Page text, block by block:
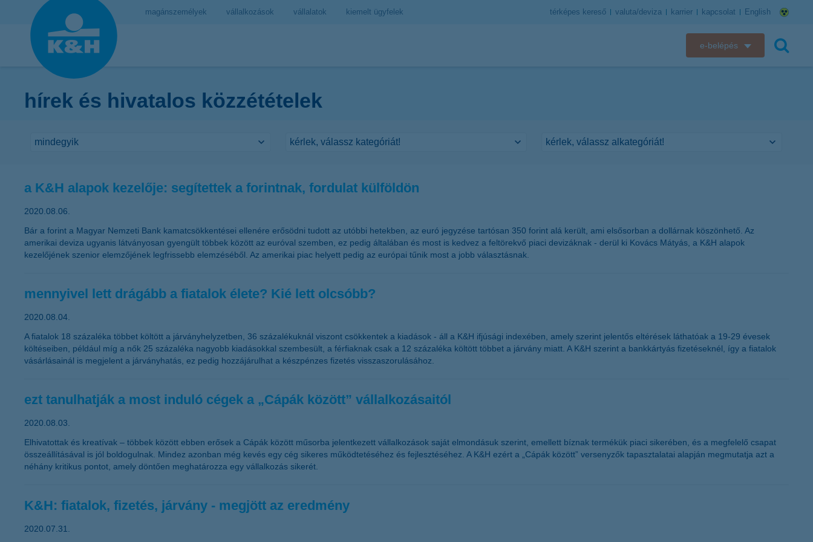
magánszemélyek vállalkozások vállalatok kiemelt ügyfelek térképes kereső valuta/deviza karrier kapcsolat English
e-belépés
hírek és hivatalos közzétételek
a K&H alapok kezelője: segítettek a forintnak, fordulat külföldön
2020.08.06.
Bár a forint a Magyar Nemzeti Bank kamatcsökkentései ellenére erősödni tudott az utóbbi hetekben, az euró jegyzése tartósan 350 forint alá került, ami elsősorban a dollárnak köszönhető. Az
amerikai deviza ugyanis látványosan gyengült többek között az euróval szemben, ez pedig általában és most is kedvez a feltörekvő piaci devizáknak - derül ki Kovács Mátyás, a K&H alapok
kezelőjének szenior elemzőjének legfrissebb elemzéséből. Az amerikai piac helyett pedig az európai tűnik most a jobb választásnak.
mennyivel lett drágább a fiatalok élete? Kié lett olcsóbb?
2020.08.04.
A fiatalok 18 százaléka többet költött a járványhelyzetben, 36 százalékuknál viszont csökkentek a kiadások - áll a K&H ifjúsági indexében, amely szerint jelentős eltérések láthatóak a 19-29 évesek
költéseiben, például míg a nők 25 százaléka nagyobb kiadásokkal szembesült, a férfiaknak csak a 12 százaléka költött többet a járvány miatt. A K&H szerint a bankkártyás fizetéseknél, így a fiatalok
vásárlásainál is megjelent a járványhatás, ez pedig hozzájárulhat a készpénzes fizetés visszaszorulásához.
ezt tanulhatják a most induló cégek a „Cápák között” vállalkozásaitól
2020.08.03.
Elhivatottak és kreatívak – többek között ebben erősek a Cápák között műsorba jelentkezett vállalkozások saját elmondásuk szerint, emellett bíznak termékük piaci sikerében, és a megfelelő csapat
összeállításával is jól boldogulnak. Mindez azonban még kevés egy cég sikeres működtetéséhez és fejlesztéséhez. A K&H ezért a „Cápák között” versenyzők tapasztalatai alapján megmutatja azt a
néhány kritikus pontot, amely döntően meghatározza egy vállalkozás sikerét.
K&H: fiatalok, fizetés, járvány - megjött az eredmény
2020.07.31.